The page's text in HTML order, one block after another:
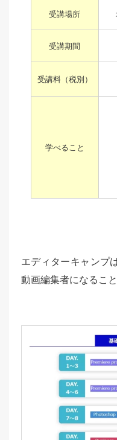
受講場所
受講期間
受講料（税別）
学べること
エディターキャンプは
動画編集者になるこ